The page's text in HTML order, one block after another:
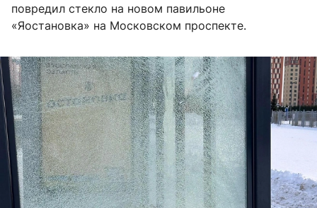
повредил стекло на новом павильоне
«Яостановка» на Московском проспекте.